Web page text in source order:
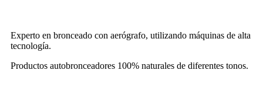
Experto en bronceado con aerógrafo, utilizando máquinas de alta
tecnología.
Productos autobronceadores 100% naturales de diferentes tonos.